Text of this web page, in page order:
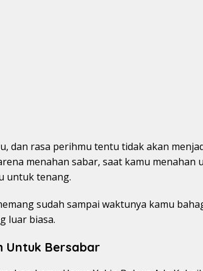
dan rasa perihmu tentu tidak akan
menahan sabar, saat kamu menahan
untuk tenang.
sudah sampai waktunya kamu
luar biasa.
Untuk Bersabar